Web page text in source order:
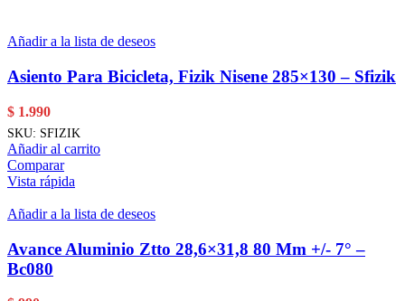
Añadir a la lista de deseos
Asiento Para Bicicleta, Fizik Nisene 285×130 – Sfizik
$ 1.990
SKU: SFIZIK
Añadir al carrito
Comparar
Vista rápida
Añadir a la lista de deseos
Avance Aluminio Ztto 28,6×31,8 80 Mm +/- 7° –
Bc080